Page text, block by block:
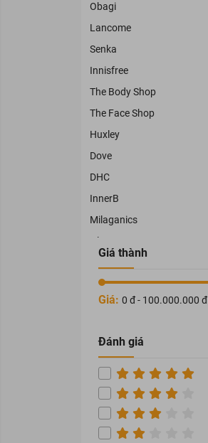
Obagi
Lancome
Senka
Innisfree
The Body Shop
The Face Shop
Huxley
Dove
DHC
InnerB
Milaganics
Olay
Physiogel
OHUI
NAMHAPHARMA
HATAPHAR
VEDETTE
THORAKAO
COCOON
Giá thành
Giá: 0 đ - 100.000.000 đ
Đánh giá